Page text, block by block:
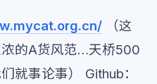
（这
的A货风范…天桥500
就事论事） Github：